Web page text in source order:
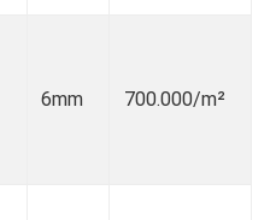
6mm 700.000/m²